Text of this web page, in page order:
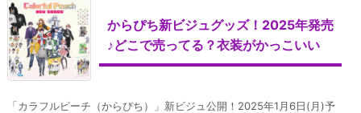
からぴち新ビジュグッズ！2025年発売
♪どこで売ってる？衣装がかっこいい
「カラフルピーチ（からぴち）」新ビジュ公開！2025年1月6日(月)予